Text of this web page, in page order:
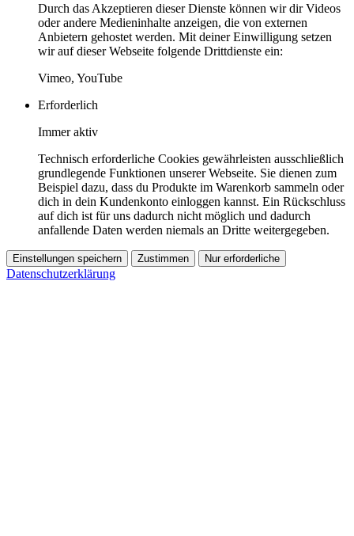
Durch das Akzeptieren dieser Dienste können wir dir Videos
oder andere Medieninhalte anzeigen, die von externen
Anbietern gehostet werden. Mit deiner Einwilligung setzen
wir auf dieser Webseite folgende Drittdienste ein:
Vimeo, YouTube
Erforderlich
Immer aktiv
Technisch erforderliche Cookies gewährleisten ausschließlich
grundlegende Funktionen unserer Webseite. Sie dienen zum
Beispiel dazu, dass du Produkte im Warenkorb sammeln oder
dich in dein Kundenkonto einloggen kannst. Ein Rückschluss
auf dich ist für uns dadurch nicht möglich und dadurch
anfallende Daten werden niemals an Dritte weitergegeben.
Einstellungen speichern Zustimmen Nur erforderliche
Datenschutzerklärung